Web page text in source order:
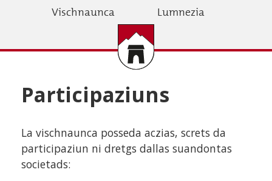
Vischnaunca Lumnezia
Participaziuns
La vischnaunca posseda aczias, screts da
participaziun ni dretgs dallas suandontas
societads: